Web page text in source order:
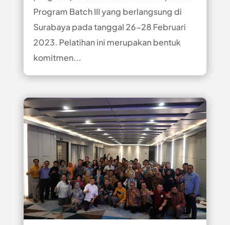
Program Batch III yang berlangsung di
Surabaya pada tanggal 26-28 Februari
2023. Pelatihan ini merupakan bentuk
komitmen...